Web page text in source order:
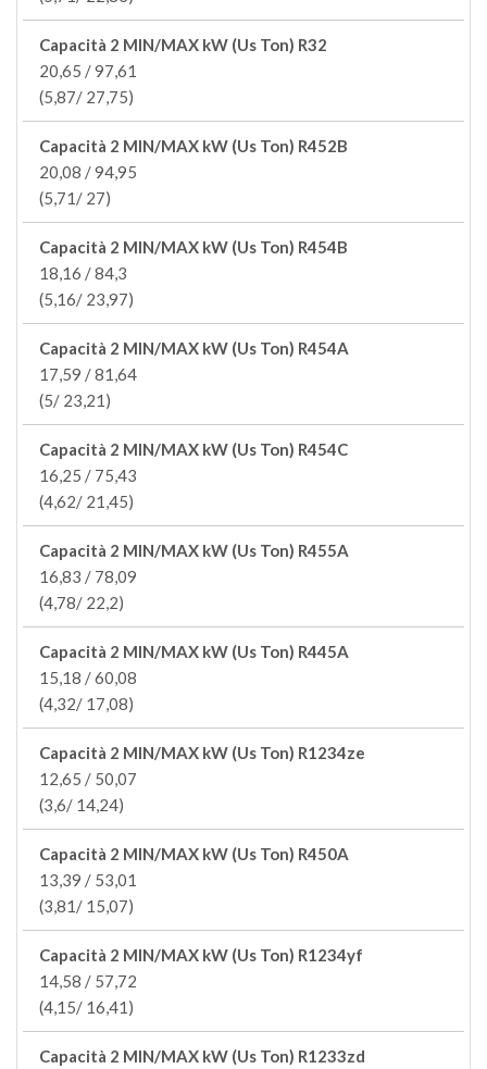
Capacità 2 MIN/MAX kW (Us Ton) R32
20,65 / 97,61
(5,87/ 27,75)
Capacità 2 MIN/MAX kW (Us Ton) R452B
20,08 / 94,95
(5,71/ 27)
Capacità 2 MIN/MAX kW (Us Ton) R454B
18,16 / 84,3
(5,16/ 23,97)
Capacità 2 MIN/MAX kW (Us Ton) R454A
17,59 / 81,64
(5/ 23,21)
Capacità 2 MIN/MAX kW (Us Ton) R454C
16,25 / 75,43
(4,62/ 21,45)
Capacità 2 MIN/MAX kW (Us Ton) R455A
16,83 / 78,09
(4,78/ 22,2)
Capacità 2 MIN/MAX kW (Us Ton) R445A
15,18 / 60,08
(4,32/ 17,08)
Capacità 2 MIN/MAX kW (Us Ton) R1234ze
12,65 / 50,07
(3,6/ 14,24)
Capacità 2 MIN/MAX kW (Us Ton) R450A
13,39 / 53,01
(3,81/ 15,07)
Capacità 2 MIN/MAX kW (Us Ton) R1234yf
14,58 / 57,72
(4,15/ 16,41)
Capacità 2 MIN/MAX kW (Us Ton) R1233zd